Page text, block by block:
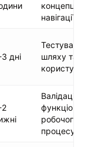
концепції
навігації
дні
Тестування
шляху та
2
Валідація
робочого
процесу